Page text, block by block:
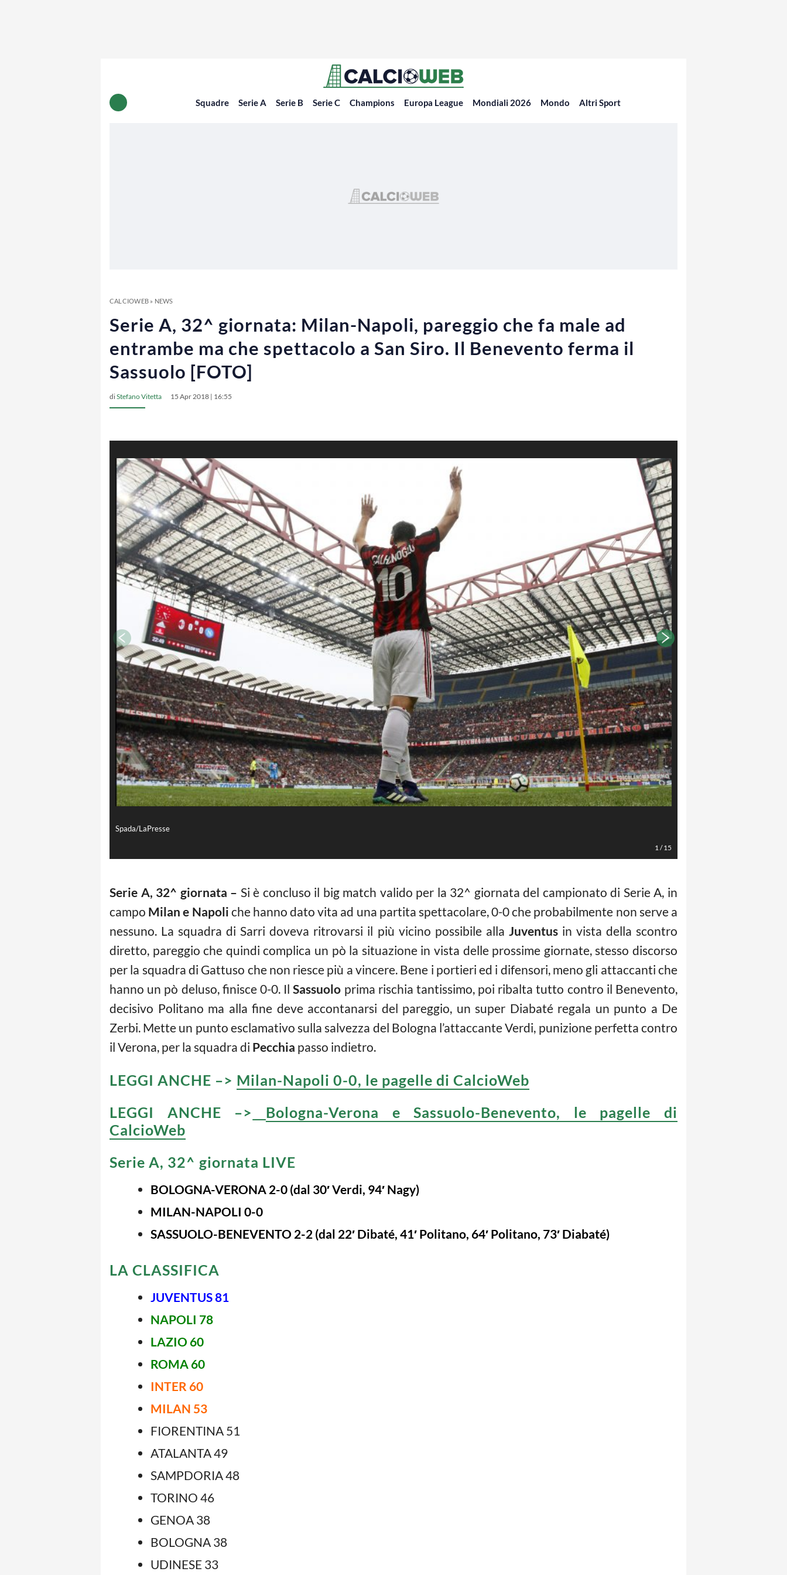
Squadre Serie A Serie B Serie C Champions Europa League Mondiali 2026 Mondo Altri Sport
CALCIOWEB» NEWS
Serie A, 32^ giornata: Milan-Napoli, pareggio che fa male ad
entrambe ma che spettacolo a San Siro. Il Benevento ferma il
Sassuolo [FOTO]
diStefano Vitetta 15 Apr 2018 | 16:55
Spada/LaPresse
1/15
Serie A, 32^ giornata – Si è concluso il big match valido per la 32^ giornata del campionato di Serie A, in
campo Milan e Napoli che hanno dato vita ad una partita spettacolare, 0-0 che probabilmente non serve a
nessuno. La squadra di Sarri doveva ritrovarsi il più vicino possibile alla Juventusin vista della scontro
diretto, pareggio che quindi complica un pò la situazione in vista delle prossime giornate, stesso discorso
per la squadra di Gattuso che non riesce più a vincere. Bene i portieri ed i difensori, meno gli attaccanti che
hanno un pò deluso, finisce 0-0. IlSassuolo prima rischia tantissimo, poi ribalta tutto contro il Benevento,
decisivo Politano ma alla fine deve accontanarsi del pareggio, un super Diabaté regala un punto a De
Zerbi. Mette un punto esclamativo sulla salvezza del Bologna l’attaccante Verdi, punizione perfetta contro
il Verona, per la squadra di Pecchia passo indietro.
LEGGI ANCHE –> Milan-Napoli 0-0, le pagelle di CalcioWeb
LEGGI ANCHE –>
Bologna-Verona e Sassuolo-Benevento, le pagelle di
CalcioWeb
Serie A, 32^ giornata LIVE
BOLOGNA-VERONA 2-0 (dal 30′ Verdi, 94′ Nagy)
MILAN-NAPOLI 0-0
SASSUOLO-BENEVENTO 2-2 (dal 22′ Dibaté, 41′ Politano, 64′ Politano, 73′ Diabaté)
LA CLASSIFICA
JUVENTUS 81
NAPOLI 78
LAZIO 60
ROMA 60
INTER 60
MILAN 53
FIORENTINA 51
ATALANTA 49
SAMPDORIA 48
TORINO 46
GENOA 38
BOLOGNA 38
UDINESE 33